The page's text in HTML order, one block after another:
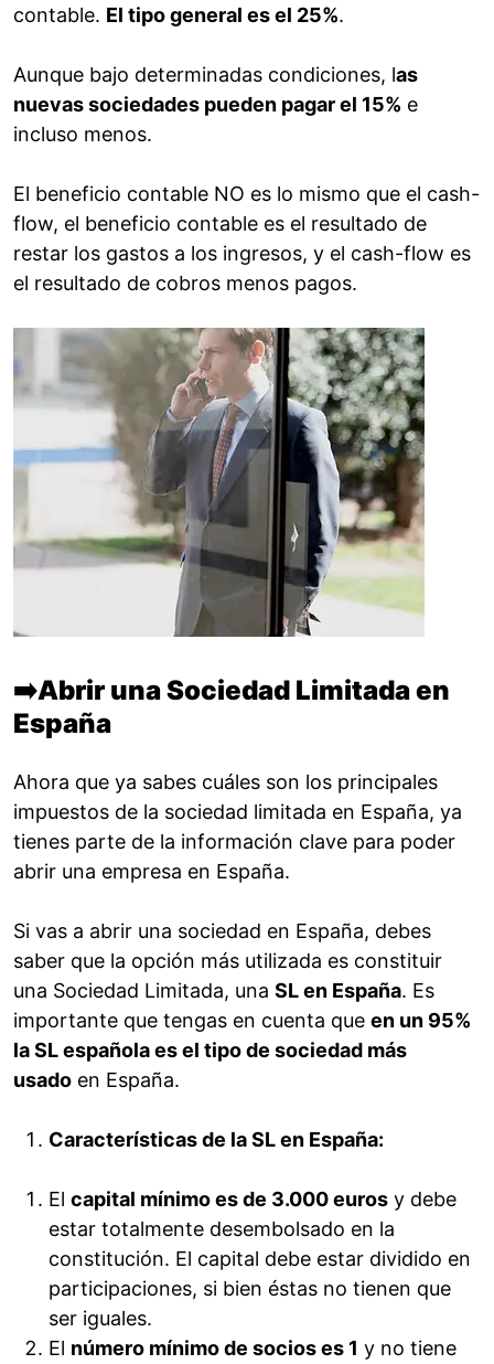
contable. El tipo general es el 25%.
Aunque bajo determinadas condiciones, las
nuevas sociedades pueden pagar el 15% e
incluso menos.
El beneficio contable NO es lo mismo que el cash-
flow, el beneficio contable es el resultado de
restar los gastos a los ingresos, y el cash-flow es
el resultado de cobros menos pagos.
➡️Abrir una Sociedad Limitada en
España
Ahora que ya sabes cuáles son los principales
impuestos de la sociedad limitada en España, ya
tienes parte de la información clave para poder
abrir una empresa en España.
Si vas a abrir una sociedad en España, debes
saber que la opción más utilizada es constituir
una Sociedad Limitada, una SL en España. Es
importante que tengas en cuenta que en un 95%
la SL española es el tipo de sociedad más
usado en España.
Características de la SL en España:
El capital mínimo es de 3.000 euros y debe
estar totalmente desembolsado en la
constitución. El capital debe estar dividido en
participaciones, si bien éstas no tienen que
ser iguales.
El número mínimo de socios es 1 y no tiene